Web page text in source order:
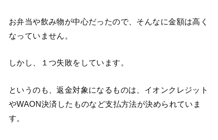
お弁当や飲み物が中心だったので、そんなに金額は高く
なっていません。
しかし、１つ失敗をしています。
というのも、返金対象になるものは、イオンクレジット
やWAON決済したものなど支払方法が決められていま
す。